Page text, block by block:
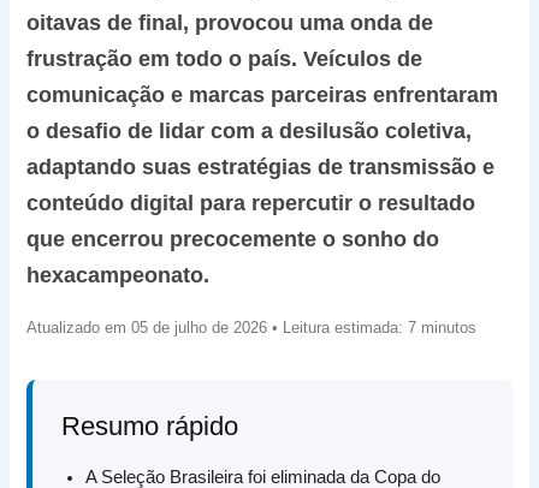
oitavas de final, provocou uma onda de
frustração em todo o país. Veículos de
comunicação e marcas parceiras enfrentaram
o desafio de lidar com a desilusão coletiva,
adaptando suas estratégias de transmissão e
conteúdo digital para repercutir o resultado
que encerrou precocemente o sonho do
hexacampeonato.
Atualizado em 05 de julho de 2026 • Leitura estimada: 7 minutos
Resumo rápido
A Seleção Brasileira foi eliminada da Copa do